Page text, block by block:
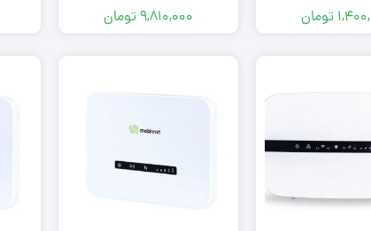
تومان ۹,۸۱۰,۰۰۰تومان